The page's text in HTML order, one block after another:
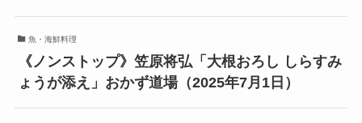
魚・海鮮料理
《ノンストップ》笠原将弘「大根おろし しらすみ
ょうが添え」おかず道場（2025年7月1日）